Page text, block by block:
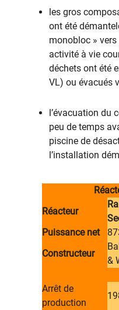
les gros
ont été
monobloc »
activité à vie
déchets ont été
VL) ou évacués
l’évacuation du
peu de temps
piscine de
l’installation
Réacteur
Puissance net
Constructeur
&
Arrêt de
production